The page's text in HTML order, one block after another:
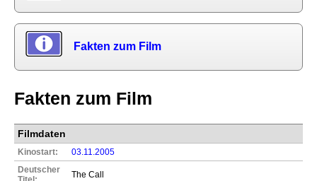
Fakten zum Film
Fakten zum Film
Filmdaten
Kinostart:
03.11.2005
Deutscher
The Call